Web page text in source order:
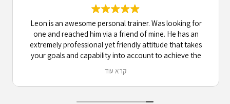
Leon is an awesome personal trainer. Was looking for
one and reached him via a friend of mine. He has an
extremely professional yet friendly attitude that takes
your goals and capability into account to achieve the
and active communication. 10/10 recommend
קרא עוד